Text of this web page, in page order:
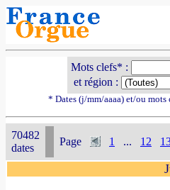
Mots clefs* :
et région :
* Dates (j/mm/aaaa) et/ou
70482
dates
Page 1 ... 12